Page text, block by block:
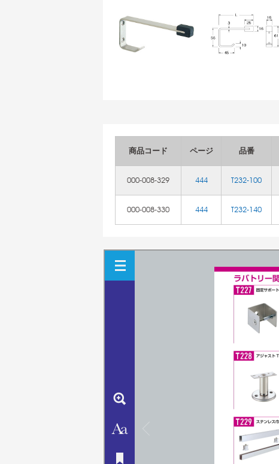
商品コード ページ 品番
000-008-329 444 T232-100
000-008-330 444 T232-140